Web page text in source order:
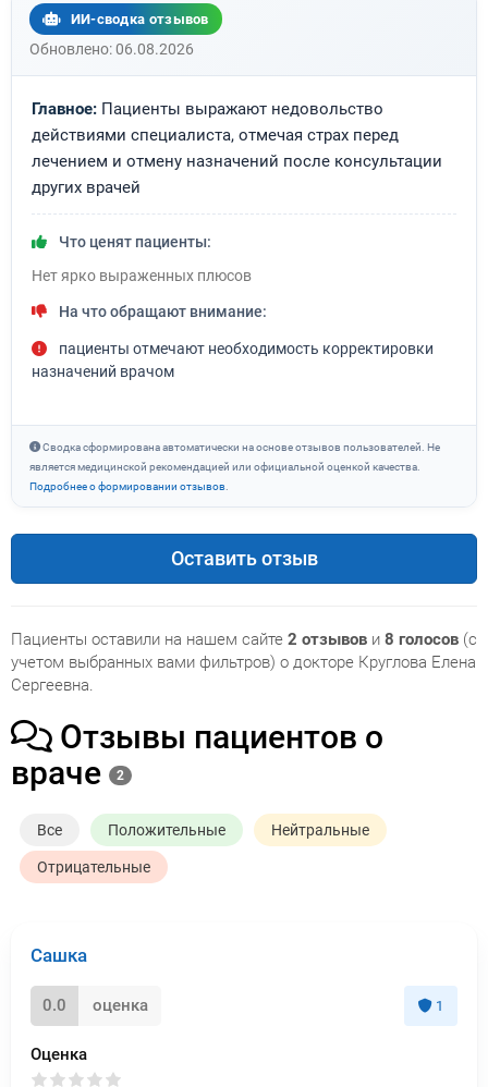
ИИ-сводка отзывов
Обновлено: 06.08.2026
Главное: Пациенты выражают недовольство
действиями специалиста, отмечая страх перед
лечением и отмену назначений после консультации
других врачей
Что ценят пациенты:
Нет ярко выраженных плюсов
На что обращают внимание:
пациенты отмечают необходимость корректировки
назначений врачом
Сводка сформирована автоматически на основе отзывов пользователей. Не
является медицинской рекомендацией или официальной оценкой качества.
Подробнее о формировании отзывов
Оставить отзыв
Пациенты оставили на нашем сайте 2 отзывов и 8 голосов (с
учетом выбранных вами фильтров) о докторе Круглова Елена
Сергеевна.
Отзывы пациентов о
враче
2
Все Положительные Нейтральные
Отрицательные
Сашка
0.0 оценка 1
Оценка